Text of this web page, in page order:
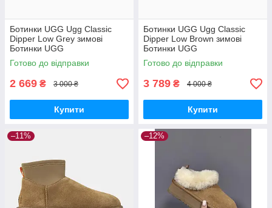
Ботинки UGG Ugg Classic
Dipper Low Grey зимові
Ботинки UGG
Готово до відправки
2 669 ₴ 3 000 ₴
Купити
Ботинки UGG Ugg Classic
Dipper Low Brown зимові
Ботинки UGG
Готово до відправки
3 789 ₴ 4 000 ₴
Купити
–11% –12%